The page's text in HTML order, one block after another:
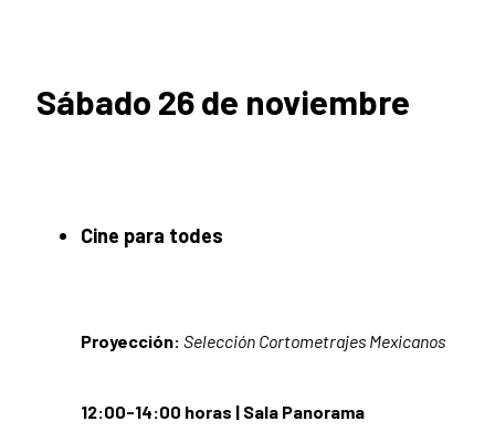
Sábado 26 de noviembre
Cine para todes
Proyección: Selección Cortometrajes Mexicanos
12:00-14:00 horas | Sala Panorama